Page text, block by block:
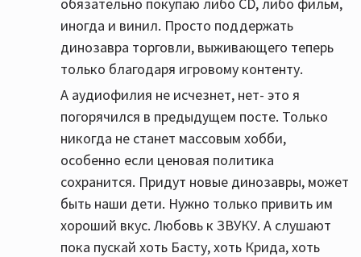
иногда и винил. Просто поддержать
динозавра торговли, выживающего теперь
только благодаря игровому контенту.
А аудиофилия не исчезнет, нет- это я
погорячился в предыдущем посте. Только
никогда не станет массовым хобби,
особенно если ценовая политика
сохранится. Придут новые динозавры, может
быть наши дети. Нужно только привить им
хороший вкус. Любовь к ЗВУКУ. А слушают
пока пускай хоть Басту, хоть Крида, хоть